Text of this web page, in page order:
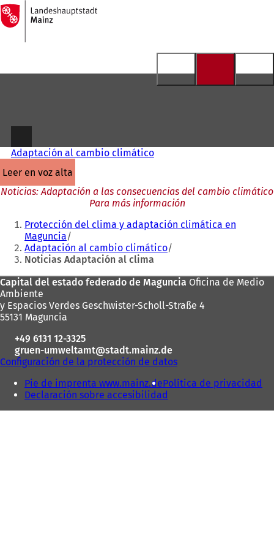
Saltar al contenido
A
la
página
Adaptación al cambio climático
leer en voz alta
Noticias: Adaptación a las consecuencias del cambio climático
Para más información
Estás
aquí:
Protección del clima y adaptación climática en
Maguncia
Adaptación al cambio climático
Noticias Adaptación al clima
Zona
de
los
pies
Capital del estado federado de Maguncia Oficina de Medio
Ambiente
y Espacios Verdes Geschwister-Scholl-Straße 4
55131 Maguncia
+49 6131 12-3325
gruen-umweltamt
stadt.mainz de
Configuración de la protección de datos
Pie de imprenta www.mainz.dePolítica de privacidad
Declaración sobre accesibilidad